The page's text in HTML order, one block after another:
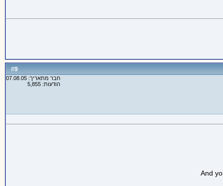
#
9
חבר מתאריך: 07.08.05
הודעות: 5,855
And